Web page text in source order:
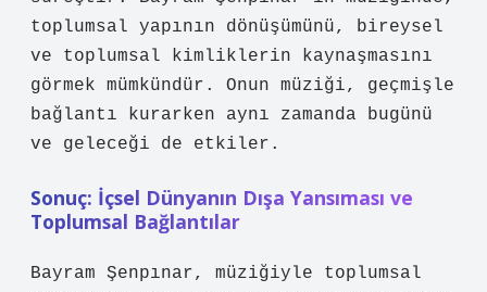
toplumsal yapının dönüşümünü, bireysel
ve toplumsal kimliklerin kaynaşmasını
görmek mümkündür. Onun müziği, geçmişle
bağlantı kurarken aynı zamanda bugünü
ve geleceği de etkiler.
Sonuç: İçsel Dünyanın Dışa Yansıması ve
Toplumsal Bağlantılar
Bayram Şenpınar, müziğiyle toplumsal